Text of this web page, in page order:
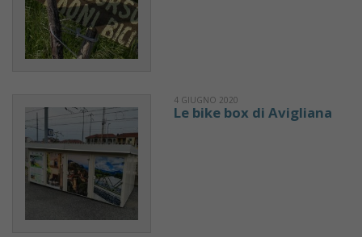
4 GIUGNO 2020
Le bike box di Avigliana